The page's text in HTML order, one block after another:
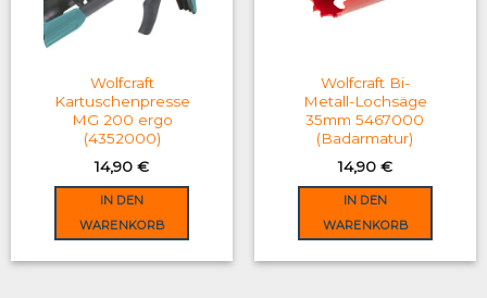
may
on
the
product
page
Wolfcraft
Kartuschenpresse
MG 200 ergo
(4352000)
14,90 €
IN DEN
WARENKORB
Wolfcraft Bi-
Metall-Lochsäge
35mm 5467000
(Badarmatur)
14,90 €
IN DEN
WARENKORB